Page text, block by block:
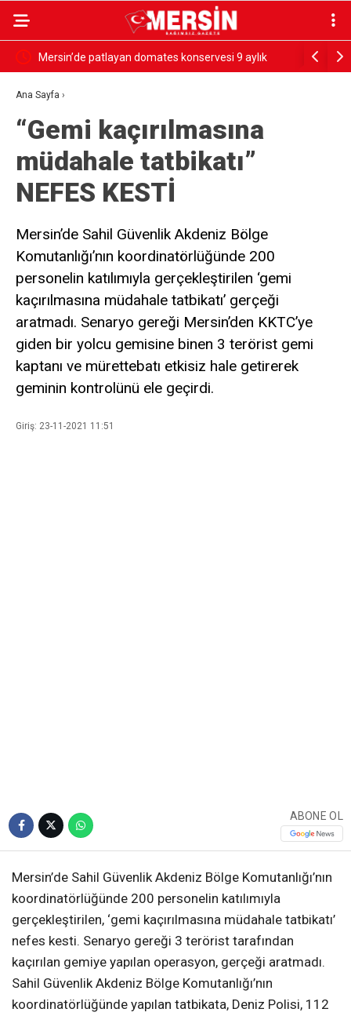
Mersin’de patlayan domates konservesi 9 aylık
bebeği yaktı
SESSİZ
Ana Sayfa ›
“Gemi kaçırılmasına
müdahale tatbikatı”
NEFES KESTİ
Mersin’de Sahil Güvenlik Akdeniz Bölge
Komutanlığı’nın koordinatörlüğünde 200
personelin katılımıyla gerçekleştirilen ‘gemi
kaçırılmasına müdahale tatbikatı’ gerçeği
aratmadı. Senaryo gereği Mersin’den KKTC’ye
giden bir yolcu gemisine binen 3 terörist gemi
kaptanı ve mürettebatı etkisiz hale getirerek
geminin kontrolünü ele geçirdi.
Giriş: 23-11-2021 11:51
ABONE OL
Mersin’de Sahil Güvenlik Akdeniz Bölge Komutanlığı’nın
koordinatörlüğünde 200 personelin katılımıyla
gerçekleştirilen, ‘gemi kaçırılmasına müdahale tatbikatı’
nefes kesti. Senaryo gereği 3 terörist tarafından
kaçırılan gemiye yapılan operasyon, gerçeği aratmadı.
Sahil Güvenlik Akdeniz Bölge Komutanlığı’nın
koordinatörlüğünde yapılan tatbikata, Deniz Polisi, 112